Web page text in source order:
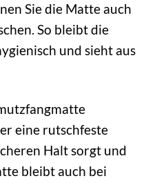
Sie die Matte auch
So bleibt die
und sieht aus
eine rutschfeste
Halt sorgt und
bleibt auch bei